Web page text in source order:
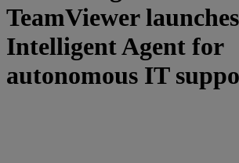
TeamViewer
Intelligent Agent for
autonomous IT